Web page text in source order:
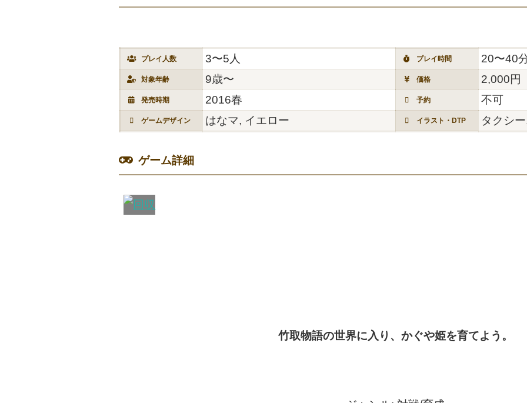
プレイ人数 3〜5人 プレイ時間 20〜40
対象年齢 9歳〜 価格 2,000円
発売時期 2016春 予約 不可
ゲームデザイン はなマ, イエロー イラスト・DTP タクシ
ゲーム詳細
竹取物語の世界に入り、かぐや姫を育てよう。